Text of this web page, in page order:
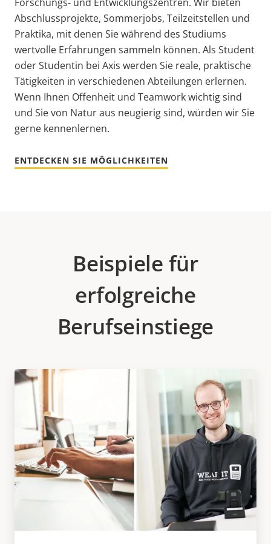
Abschlussprojekte, Sommerjobs, Teilzeitstellen und
Praktika, mit denen Sie während des Studiums
wertvolle Erfahrungen sammeln können. Als Student
oder Studentin bei Axis werden Sie reale, praktische
Tätigkeiten in verschiedenen Abteilungen erlernen.
Wenn Ihnen Offenheit und Teamwork wichtig sind
und Sie von Natur aus neugierig sind, würden wir Sie
gerne kennenlernen.
ENTDECKEN SIE MÖGLICHKEITEN
Beispiele für
erfolgreiche
Berufseinstiege